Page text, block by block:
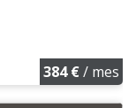
384 €/ mes